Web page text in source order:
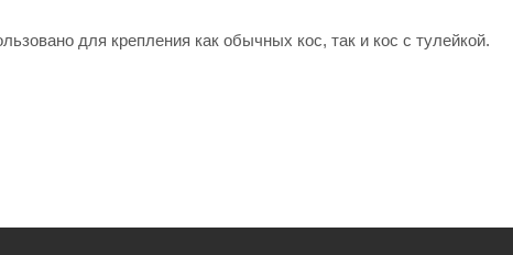
для крепления как обычных кос, так и кос с тулейкой.